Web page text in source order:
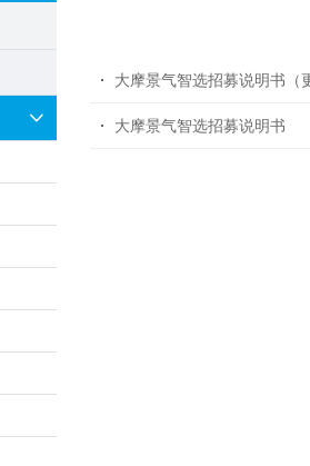
大摩景气智选招募说明书（
大摩景气智选招募说明书